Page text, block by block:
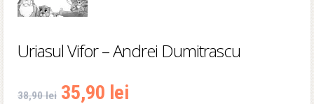
Uriasul Vifor – Andrei Dumitrascu
38,90lei Prețul
35,90 lei